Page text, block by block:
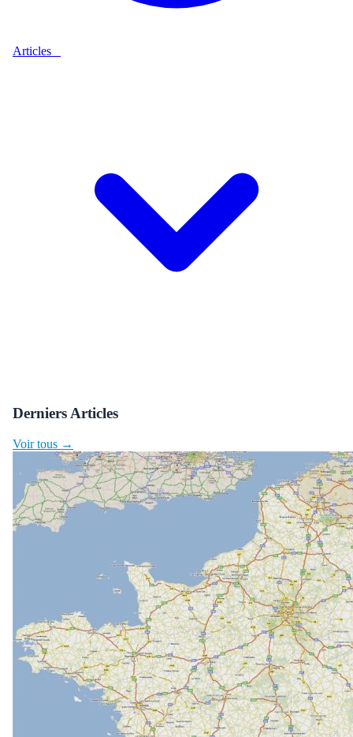
Articles
Derniers Articles
Voir tous →